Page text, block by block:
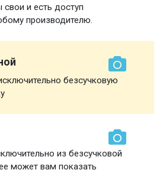
и есть доступ
производителю.
безсучковую
из безсучковой
может вам показать